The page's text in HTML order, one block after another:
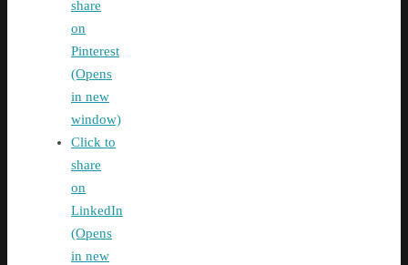
share
on
Pinterest
(Opens
in new
window)
Click to
share
on
LinkedIn
(Opens
in new